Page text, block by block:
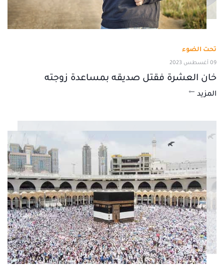
تحت الضوء
09 أغسطس 2023
خان العشرة فقتل صديقه بمساعدة زوجته
المزيد